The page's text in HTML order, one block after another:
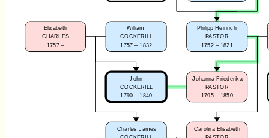
John
COCKERILL
1790 – 1840
Johanna Friederika
PASTOR
1795 – 1850
William
COCKERILL
1757 – 1832
Elizabeth
CHARLES
1757 –
Charles James Carolina Elisabeth
Philipp Heinrich
PASTOR
1752 – 1821